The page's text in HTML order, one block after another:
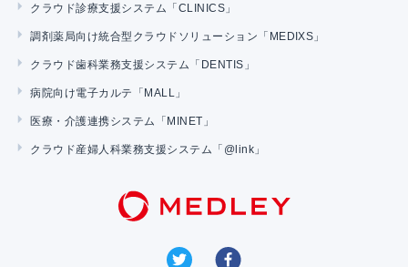
クラウド診療支援システム「CLINICS」
調剤薬局向け統合型クラウドソリューション「MEDIXS」
クラウド歯科業務支援システム「DENTIS」
病院向け電子カルテ「MALL」
医療・介護連携システム「MINET」
クラウド産婦人科業務支援システム「@link」